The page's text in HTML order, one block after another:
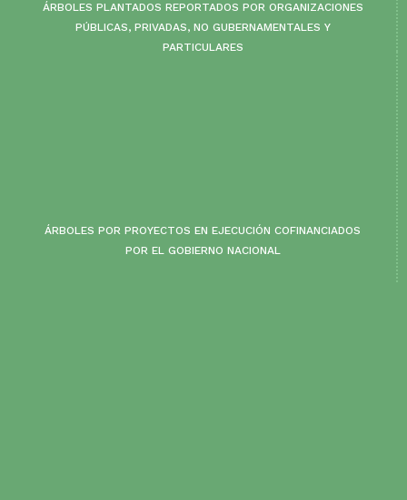
ÁRBOLES PLANTADOS REPORTADOS POR ORGANIZACIONES
PÚBLICAS, PRIVADAS, NO GUBERNAMENTALES Y
PARTICULARES
ÁRBOLES POR PROYECTOS EN EJECUCIÓN COFINANCIADOS
POR EL GOBIERNO NACIONAL